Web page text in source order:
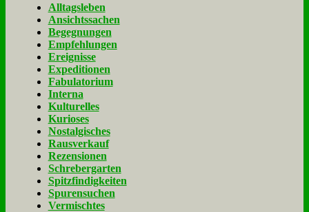
Alltagsleben
Ansichtssachen
Begegnungen
Empfehlungen
Ereignisse
Expeditionen
Fabulatorium
Interna
Kulturelles
Kurioses
Nostalgisches
Rausverkauf
Rezensionen
Schrebergarten
Spitzfindigkeiten
Spurensuchen
Vermischtes